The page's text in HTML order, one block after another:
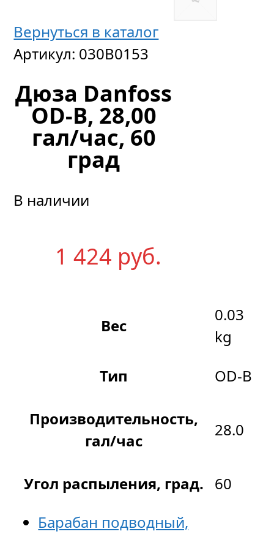
Вернуться в каталог
Артикул: 030B0153
Дюза Danfoss
OD-B, 28,00
гал/час, 60
град
В наличии
1 424 руб.
Вес
0.03
kg
Тип
OD-B
Производительность,
гал/час
28.0
Угол распыления, град.
60
Барабан подводный,